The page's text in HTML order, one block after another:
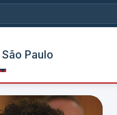
São Paulo